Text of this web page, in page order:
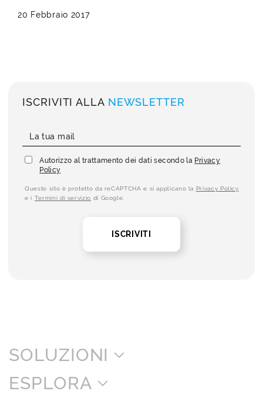
20 Febbraio 2017
ISCRIVITI ALLA NEWSLETTER
Autorizzo al trattamento dei dati secondo la Privacy
Policy
Questo sito è protetto da reCAPTCHA e si applicano la Privacy Policy
e i Termini di servizio di Google.
ISCRIVITI
SOLUZIONI
ESPLORA